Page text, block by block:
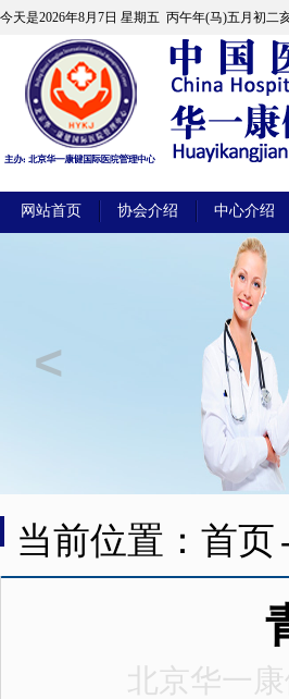
今天是2026年8月7日 星期五 丙午年(马)五月初二
网站首页 协会介绍 中心介绍
当前位置：首页
北京华一